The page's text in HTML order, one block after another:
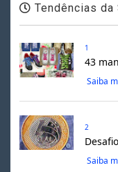
Tendências da
1
43
Saiba
2
Saiba